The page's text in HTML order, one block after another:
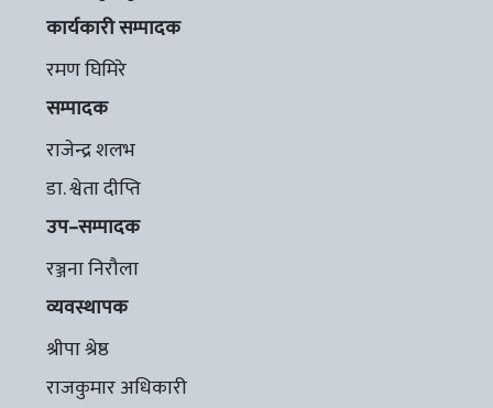
कार्यकारी सम्पादक
रमण घिमिरे
सम्पादक
राजेन्द्र शलभ
डा. श्वेता दीप्ति
उप–सम्पादक
रञ्जना निरौला
व्यवस्थापक
श्रीपा श्रेष्ठ
राजकुमार अधिकारी